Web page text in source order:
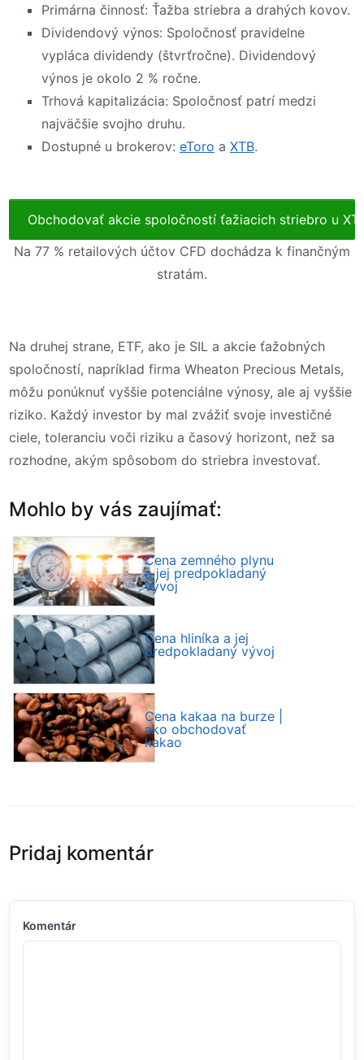
Primárna činnosť: Ťažba striebra a drahých kovov.
Dividendový výnos: Spoločnosť pravidelne
vypláca dividendy (štvrťročne). Dividendový
výnos je okolo 2 % ročne.
Trhová kapitalizácia: Spoločnosť patrí medzi
najväčšie svojho druhu.
Dostupné u brokerov: eToro a XTB.
Obchodovať akcie spoločností ťažiacich striebro u
Na 77 % retailových účtov CFD dochádza k finančným
stratám.
Na druhej strane, ETF, ako je SIL a akcie ťažobných
spoločností, napríklad firma Wheaton Precious Metals,
môžu ponúknuť vyššie potenciálne výnosy, ale aj vyššie
riziko. Každý investor by mal zvážiť svoje investičné
ciele, toleranciu voči riziku a časový horizont, než sa
rozhodne, akým spôsobom do striebra investovať.
Mohlo by vás zaujímať:
Cena zemného plynu
a jej predpokladaný
vývoj
Cena hliníka a jej
predpokladaný vývoj
Cena kakaa na burze |
ako obchodovať
kakao
Pridaj komentár
Komentár